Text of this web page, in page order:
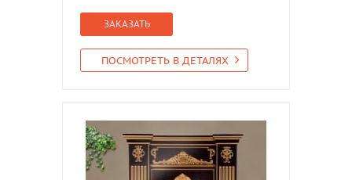
ЗАКАЗАТЬ
ПОСМОТРЕТЬ В ДЕТАЛЯХ